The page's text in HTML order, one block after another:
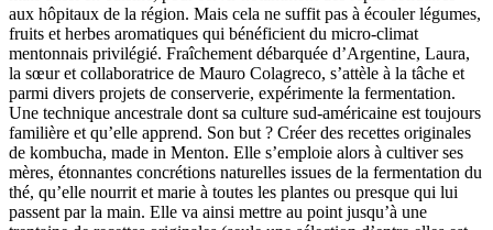
aux hôpitaux de la région. Mais cela ne suffit pas à écouler légumes,
fruits et herbes aromatiques qui bénéficient du micro-climat
mentonnais privilégié. Fraîchement débarquée d’Argentine, Laura,
la sœur et collaboratrice de Mauro Colagreco, s’attèle à la tâche et
parmi divers projets de conserverie, expérimente la fermentation.
Une technique ancestrale dont sa culture sud-américaine est toujours
familière et qu’elle apprend. Son but ? Créer des recettes originales
de kombucha, made in Menton. Elle s’emploie alors à cultiver ses
mères, étonnantes concrétions naturelles issues de la fermentation du
thé, qu’elle nourrit et marie à toutes les plantes ou presque qui lui
passent par la main. Elle va ainsi mettre au point jusqu’à une